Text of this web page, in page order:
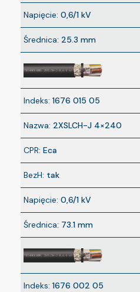
Napięcie: 0,6/1 kV
Średnica: 25.3 mm
Indeks: 1676 015 05
Nazwa: 2XSLCH-J 4×240
CPR: Eca
BezH: tak
Napięcie: 0,6/1 kV
Średnica: 73.1 mm
Indeks: 1676 002 05